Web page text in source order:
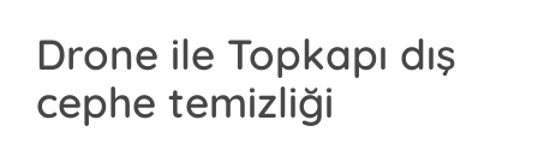
Drone ile Topkapı dış
cephe temizliği